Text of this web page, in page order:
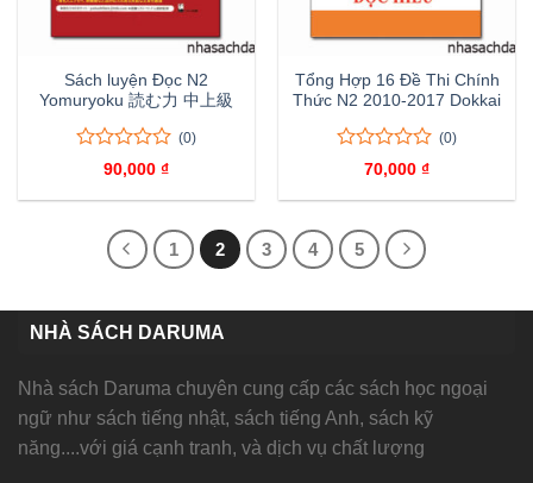
Sách luyện Đọc N2
Yomuryoku 読む力 中上級
5
(0)
90,000 ₫
Tổng Hợp 16 Đề Thi Chính
Thức N2 2010-2017 Dokkai
5
giá
(0)
70,000 ₫
1 2 3 4 5
NHÀ SÁCH DARUMA
Nhà sách Daruma chuyên cung cấp các sách học ngoại
ngữ như sách tiếng nhật, sách tiếng Anh, sách kỹ
năng....với giá cạnh tranh, và dịch vụ chất lượng